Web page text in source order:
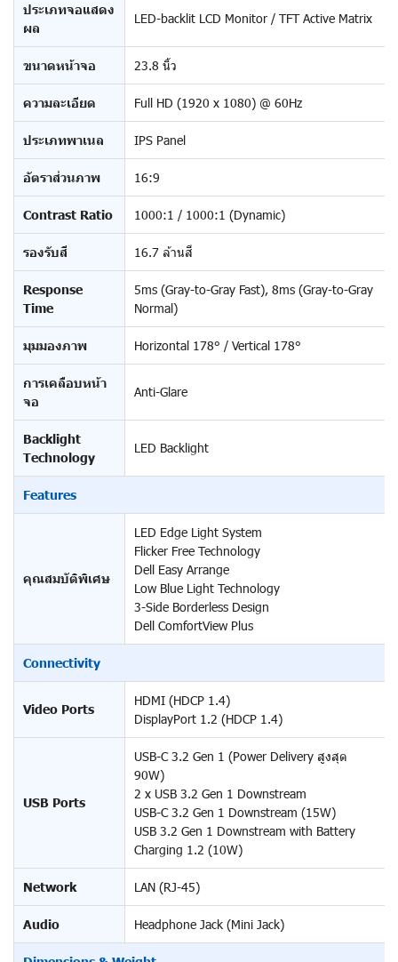
ประเภทจอแสดง
ผล
LED-backlit LCD Monitor / TFT Active Matrix
ขนาดหน้าจอ 23.8 นิ้ว
ความละเอียด Full HD (1920 x 1080) @ 60Hz
ประเภทพาเนล IPS Panel
อัตราส่วนภาพ 16:9
Contrast Ratio 1000:1 / 1000:1 (Dynamic)
รองรับสี 16.7 ล้านสี
Response
Time
5ms (Gray-to-Gray Fast), 8ms (Gray-to-Gray
Normal)
มุมมองภาพ Horizontal 178° / Vertical 178°
การเคลือบหน้า
จอ
Anti-Glare
Backlight
Technology
LED Backlight
Features
คุณสมบัติพิเศษ
LED Edge Light System
Flicker Free Technology
Dell Easy Arrange
Low Blue Light Technology
3-Side Borderless Design
Dell ComfortView Plus
Connectivity
Video Ports
HDMI (HDCP 1.4)
DisplayPort 1.2 (HDCP 1.4)
USB Ports
USB-C 3.2 Gen 1 (Power Delivery สูงสุด
90W)
2 x USB 3.2 Gen 1 Downstream
USB-C 3.2 Gen 1 Downstream (15W)
USB 3.2 Gen 1 Downstream with Battery
Charging 1.2 (10W)
Network LAN (RJ-45)
Audio Headphone Jack (Mini Jack)